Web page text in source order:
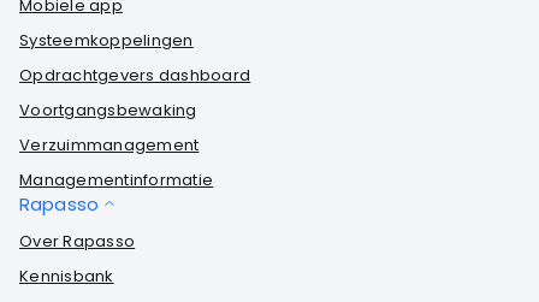
Mobiele app
Systeemkoppelingen
Opdrachtgevers dashboard
Voortgangsbewaking
Verzuimmanagement
Managementinformatie
Rapasso
Over Rapasso
Kennisbank